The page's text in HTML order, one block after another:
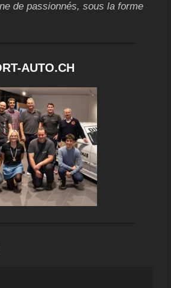
de passionnés, sous la forme
AUTO.CH